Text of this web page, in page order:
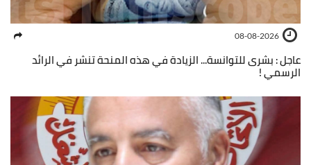
08-08-2026
عاجل : بشرى للتوانسة... الزيادة في هذه المنحة تنشر في الرائد
الرسمي !